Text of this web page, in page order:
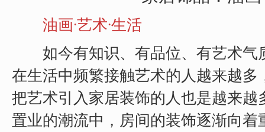
油画·艺术·生活
如今有知识、有品位、有艺术气
在生活中频繁接触艺术的人越来越多
把艺术引入家居装饰的人也是越来越
置业的潮流中，房间的装饰逐渐向着